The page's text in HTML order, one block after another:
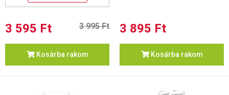
3 595 Ft 3 995 Ft
Kosárba rakom
3 895 Ft
Kosárba rakom